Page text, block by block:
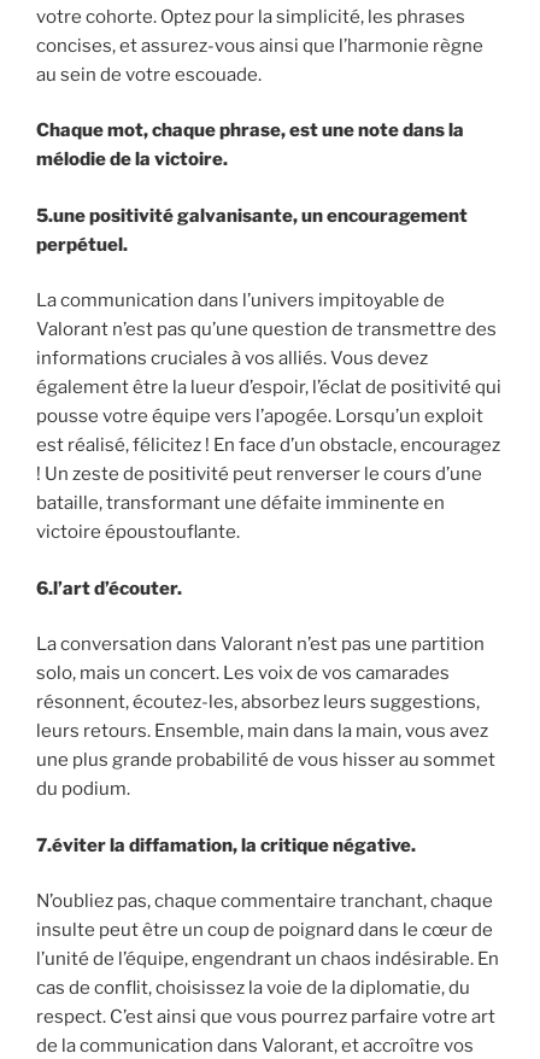
votre cohorte. Optez pour la simplicité, les phrases
concises, et assurez-vous ainsi que l’harmonie règne
au sein de votre escouade.
Chaque mot, chaque phrase, est une note dans la
mélodie de la victoire.
5.une positivité galvanisante, un encouragement
perpétuel.
La communication dans l’univers impitoyable de
Valorant n’est pas qu’une question de transmettre des
informations cruciales à vos alliés. Vous devez
également être la lueur d’espoir, l’éclat de positivité qui
pousse votre équipe vers l’apogée. Lorsqu’un exploit
est réalisé, félicitez ! En face d’un obstacle, encouragez
! Un zeste de positivité peut renverser le cours d’une
bataille, transformant une défaite imminente en
victoire époustouflante.
6.l’art d’écouter.
La conversation dans Valorant n’est pas une partition
solo, mais un concert. Les voix de vos camarades
résonnent, écoutez-les, absorbez leurs suggestions,
leurs retours. Ensemble, main dans la main, vous avez
une plus grande probabilité de vous hisser au sommet
du podium.
7.éviter la diffamation, la critique négative.
N’oubliez pas, chaque commentaire tranchant, chaque
insulte peut être un coup de poignard dans le cœur de
l’unité de l’équipe, engendrant un chaos indésirable. En
cas de conflit, choisissez la voie de la diplomatie, du
respect. C’est ainsi que vous pourrez parfaire votre art
de la communication dans Valorant, et accroître vos